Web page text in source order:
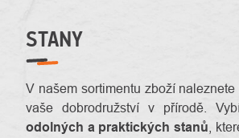
STANY
V našem sortimentu zboží
vaše dobrodružství v přírodě.
odolných a praktických stanů ,